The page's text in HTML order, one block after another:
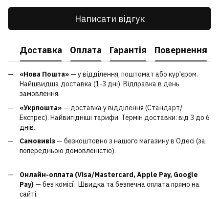
Написати відгук
Доставка Оплата Гарантія Повернення
«Нова Пошта» — у відділення, поштомат або кур'єром.
Найшвидша доставка (1-3 дні). Відправка в день
замовлення.
«Укрпошта» — доставка у відділення (Стандарт/
Експрес). Найвигідніші тарифи. Термін доставки: від 3 до 6
днів.
Самовивіз — безкоштовно з нашого магазину в Одесі (за
попередньою домовленістю).
Онлайн-оплата (Visa/Mastercard, Apple Pay, Google
Pay) — без комісії. Швидка та безпечна оплата прямо на
сайті.